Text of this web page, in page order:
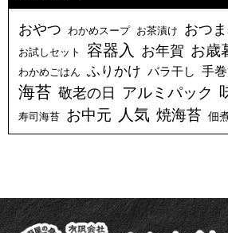
おやつ わかめスープ お茶漬け おつ
お試しセット 容器入 お年賀 お歳
わかめごはん ふりかけ バラ干し 手
海苔 敬老の日 アルミパック
寿司海苔 お中元 人気 焼海苔 佃